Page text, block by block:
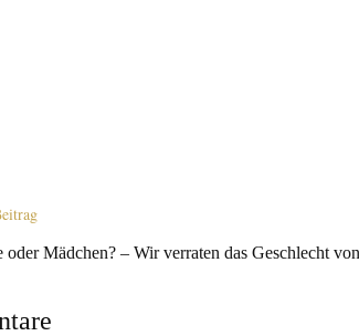
oder Mädchen? – Wir verraten das Geschlecht